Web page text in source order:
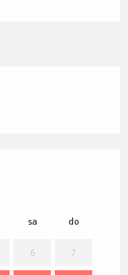
sa
do
6
7